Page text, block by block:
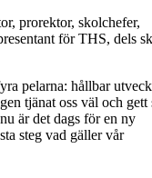
prorektor, skolchefer,
för THS, dels
pelarna: hållbar
tjänat oss väl och gett
är det dags för en ny
steg vad gäller vår